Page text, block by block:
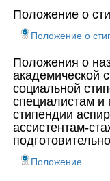
Положение о
Положение о
Положения о
академической
социальной
специалистам и
стипендии
ассистентам-
Положение